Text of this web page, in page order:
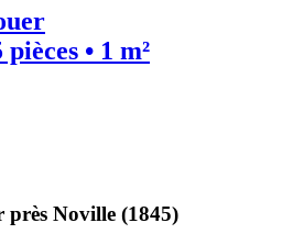
• 1 m²
près Noville (1845)